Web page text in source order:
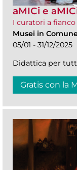
aMICi e
I curatori a
Musei in
05/01 - 31/12/2025
Didattica per
Gratis con la